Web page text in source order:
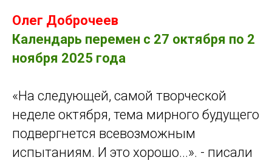
Олег Доброчеев
Календарь перемен с 27 октября по 2
ноября 2025 года
«На следующей, самой творческой
неделе октября, тема мирного будущего
подвергнется всевозможным
испытаниям. И это хорошо...». - писали